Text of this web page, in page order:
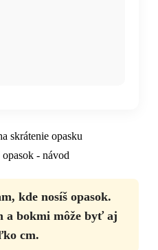
skrátenie opasku
kde nosíš opasok.
a bokmi môže byť aj
cm.